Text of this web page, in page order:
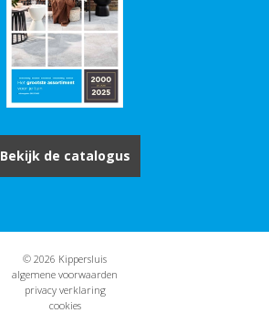
Bekijk de catalogus
© 2026 Kippersluis
algemene voorwaarden
privacy verklaring
cookies